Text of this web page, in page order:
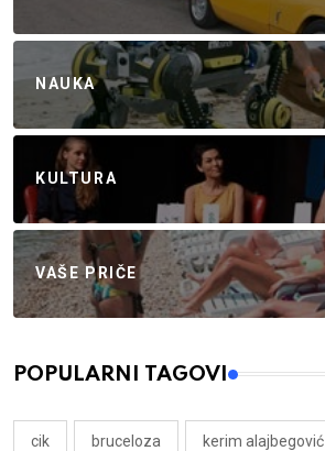
NAUKA
KULTURA
VAŠE PRIČE
POPULARNI TAGOVI
cik bruceloza kerim alajbegović